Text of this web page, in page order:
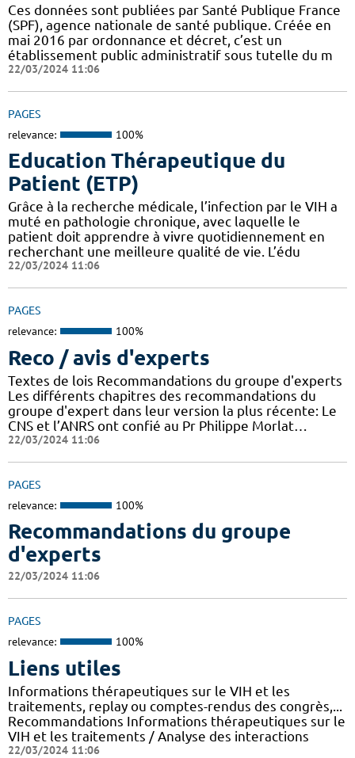
Ces données sont publiées par Santé Publique France
(SPF), agence nationale de santé publique. Créée en
mai 2016 par ordonnance et décret, c’est un
établissement public administratif sous tutelle du m
22/03/2024 11:06
PAGES
relevance: 100%
Education Thérapeutique du
Patient (ETP)
Grâce à la recherche médicale, l’infection par le VIH a
muté en pathologie chronique, avec laquelle le
patient doit apprendre à vivre quotidiennement en
recherchant une meilleure qualité de vie. L’édu
22/03/2024 11:06
PAGES
relevance: 100%
Reco / avis d'experts
Textes de lois Recommandations du groupe d'experts
Les différents chapitres des recommandations du
groupe d'expert dans leur version la plus récente: Le
CNS et l’ANRS ont confié au Pr Philippe Morlat…
22/03/2024 11:06
PAGES
relevance: 100%
Recommandations du groupe
d'experts
22/03/2024 11:06
PAGES
relevance: 100%
Liens utiles
Informations thérapeutiques sur le VIH et les
traitements, replay ou comptes-rendus des congrès,...
Recommandations Informations thérapeutiques sur le
VIH et les traitements / Analyse des interactions
22/03/2024 11:06